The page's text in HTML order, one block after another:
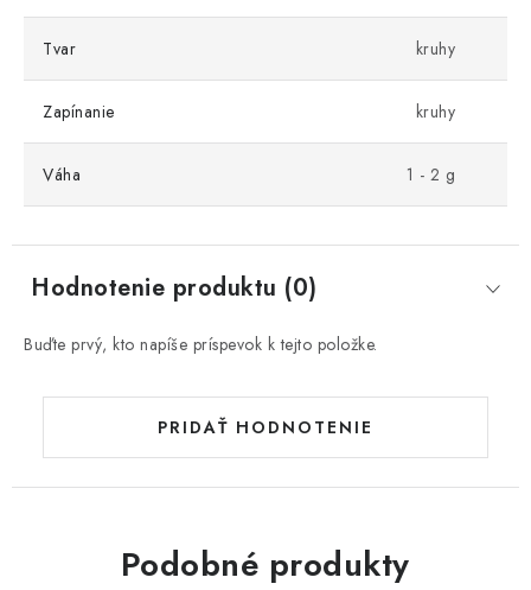
Tvar kruhy
Zapínanie kruhy
Váha 1 - 2 g
Hodnotenie produktu (0)
Buďte prvý, kto napíše príspevok k tejto položke.
PRIDAŤ HODNOTENIE
Podobné produkty